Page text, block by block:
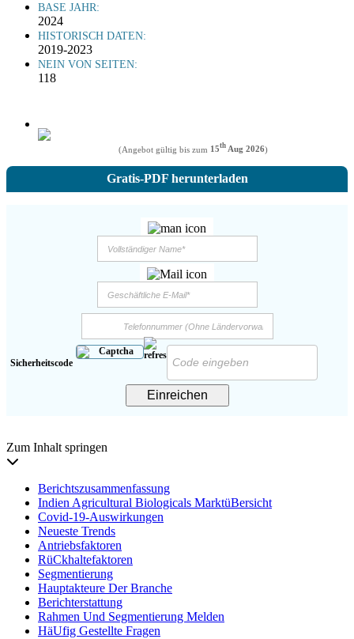
BASE JAHR:
2024
HISTORISCH DATEN:
2019-2023
NEIN VON SEITEN:
118
(Angebot gültig bis zum 15thAug 2026)
Gratis-PDF herunterladen
Sicherheitscode
Einreichen
Zum Inhalt springen
Berichtszusammenfassung
Indien Agricultural Biologicals MarktüBersicht
Covid-19-Auswirkungen
Neueste Trends
Antriebsfaktoren
RüCkhaltefaktoren
Segmentierung
Hauptakteure Der Branche
Berichterstattung
Rahmen Und Segmentierung Melden
HäUfig Gestellte Fragen